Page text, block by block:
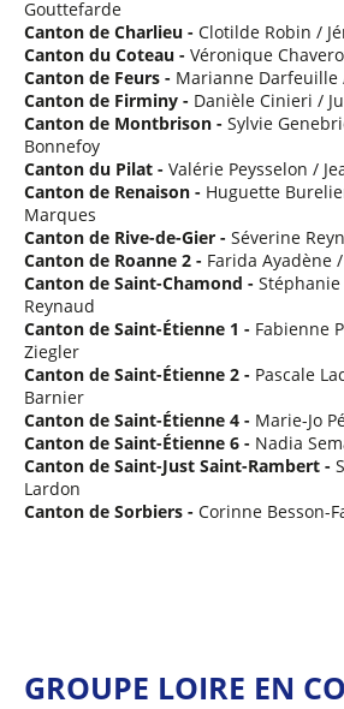
Gouttefarde
Canton de Charlieu - Clotilde Robin /
Canton du Coteau - Véronique
Canton de Feurs - Marianne Darfeuille
Canton de Firminy - Danièle Cinieri /
Canton de Montbrison - Sylvie
Bonnefoy
Canton du Pilat - Valérie Peysselon /
Canton de Renaison - Huguette
Marques
Canton de Rive-de-Gier - Séverine
Canton de Roanne 2 - Farida Ayadène
Canton de Saint-Chamond -
Reynaud
Canton de Saint-Étienne 1 - Fabienne
Ziegler
Canton de Saint-Étienne 2 - Pascale
Barnier
Canton de Saint-Étienne 4 - Marie-Jo
Canton de Saint-Étienne 6 - Nadia
Canton de Saint-Just Saint-Rambert -
Lardon
Canton de Sorbiers - Corinne Besson-
GROUPE LOIRE EN